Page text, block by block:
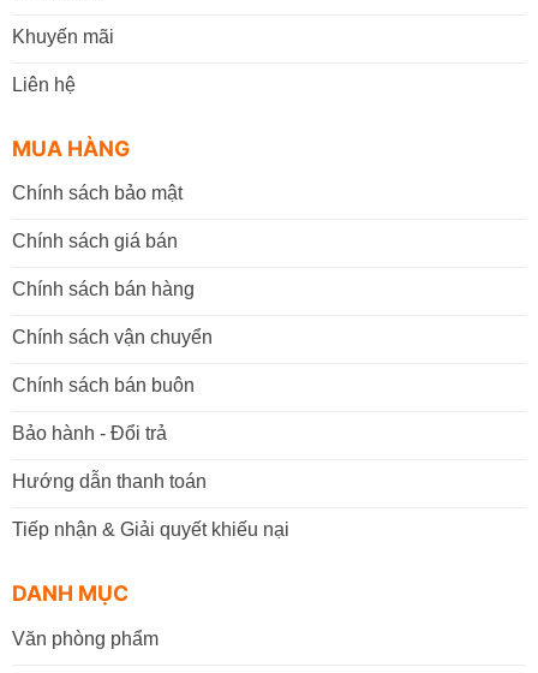
Khuyến mãi
Liên hệ
MUA HÀNG
Chính sách bảo mật
Chính sách giá bán
Chính sách bán hàng
Chính sách vận chuyển
Chính sách bán buôn
Bảo hành - Đổi trả
Hướng dẫn thanh toán
Tiếp nhận & Giải quyết khiếu nại
DANH MỤC
Văn phòng phẩm